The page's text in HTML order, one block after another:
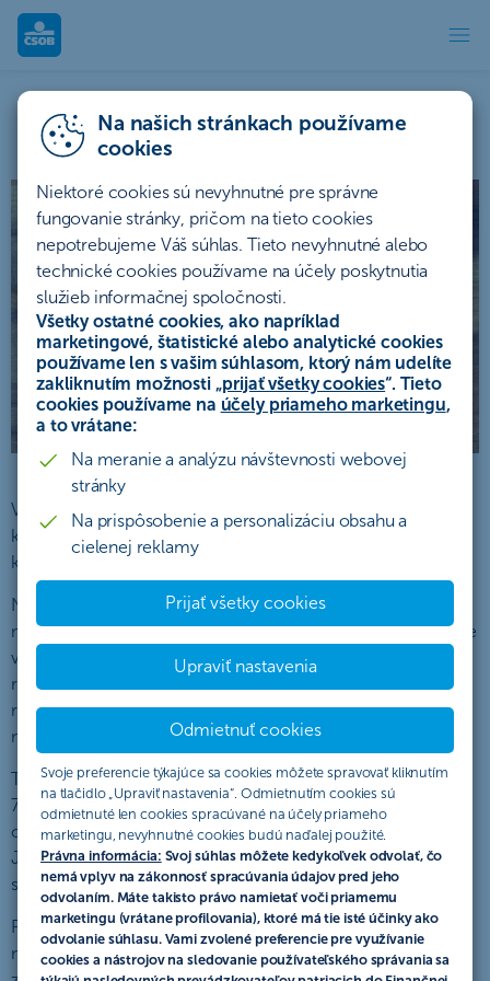
Na našich stránkach používame
cookies
Niektoré cookies sú nevyhnutné pre správne
fungovanie stránky, pričom na tieto cookies
nepotrebujeme Váš súhlas. Tieto nevyhnutné alebo
technické cookies používame na účely poskytnutia
služieb informačnej spoločnosti.
Všetky ostatné cookies, ako napríklad
marketingové, štatistické alebo analytické cookies
používame len s vašim súhlasom, ktorý nám udelíte
zakliknutím možnosti „prijať všetky cookies“. Tieto
cookies používame na účely priameho marketingu,
a to vrátane:
Na meranie a analýzu návštevnosti webovej
stránky
Na prispôsobenie a personalizáciu obsahu a
cielenej reklamy
Prijať všetky cookies
Upraviť nastavenia
Odmietnuť cookies
Svoje preferencie týkajúce sa cookies môžete spravovať kliknutím
na tlačidlo „Upraviť nastavenia“. Odmietnutím cookies sú
odmietnuté len cookies spracúvané na účely priameho
marketingu, nevyhnutné cookies budú naďalej použité.
Právna informácia: Svoj súhlas môžete kedykoľvek odvolať, čo
nemá vplyv na zákonnosť spracúvania údajov pred jeho
odvolaním. Máte takisto právo namietať voči priamemu
marketingu (vrátane profilovania), ktoré má tie isté účinky ako
odvolanie súhlasu. Vami zvolené preferencie pre využívanie
cookies a nástrojov na sledovanie používateľského správania sa
Bezpečnosť na internete - E-
E-mail
V čom sa zásadne odlišuje stará, klasická papierová forma
komunikácie) a novodobá, elektronická forma
komunikácie? V otázke bezpečnosti.
Na papieri sa nešírili tzv. spamy (nevyžiadané reklamy),
malware (vírusy, infekcie zakódované v správe), nedostali ste
v obálke okrem očakávaného listu aj 4 nechcené prílohy,
resp. vám nikto neposielal 5 listov denne s rôznymi
reklamami, zaručenými zľavami alebo bezpečnostnými
notifikáciami.
To všetko sa ale môže stať pri používaní e-mailov. Okolo
70% zo všetkých denne odoslaných e-mailov vo svete
obsahuje nejakú formu nevyžiadanej alebo škodlivej správy.
Je to skutočne hrozivé číslo. Poďme si preto pozrieť, ako
svoju e-mailovú schránku a komunikáciu zabezpečiť
Pri výbere poskytovateľa e-mailovej schránky platí viac-
menej osobná preferencia. Nie je žiadnym spôsobom